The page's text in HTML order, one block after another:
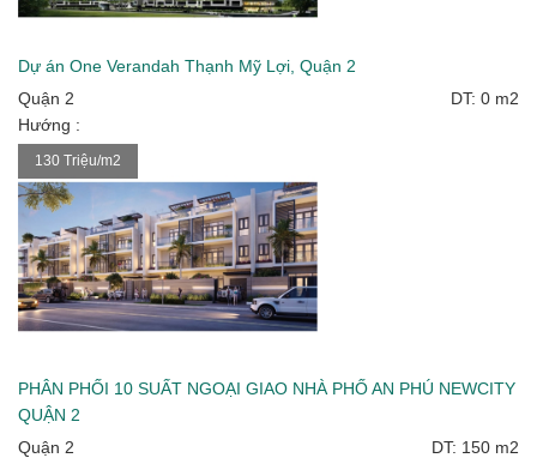
Dự án One Verandah Thạnh Mỹ Lợi, Quận 2
Quận 2
DT: 0 m2
Hướng :
130 Triệu/m2
PHÂN PHỐI 10 SUẤT NGOẠI GIAO NHÀ PHỐ AN PHÚ NEWCITY
QUẬN 2
Quận 2
DT: 150 m2